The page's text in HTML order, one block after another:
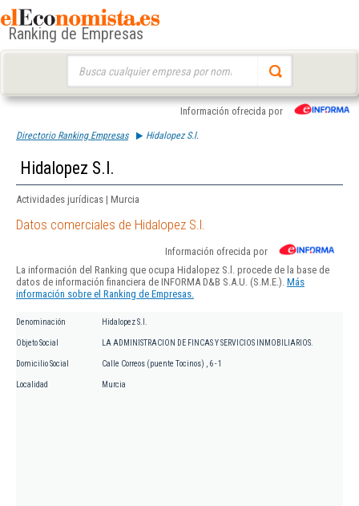
Ranking de Empresas
Información ofrecida por
Directorio Ranking Empresas Hidalopez S.l.
Hidalopez S.l.
Actividades jurídicas | Murcia
Datos comerciales de Hidalopez S.l.
Información ofrecida por
La información del Ranking que ocupa Hidalopez S.l. procede de la base de
datos de información financiera de INFORMA D&B S.A.U. (S.M.E.). Más
información sobre el Ranking de Empresas.
Denominación Hidalopez S.l.
Objeto Social LA ADMINISTRACION DE FINCAS Y SERVICIOS INMOBILIARIOS.
Domicilio Social Calle Correos (puente Tocinos) , 6 - 1
Localidad Murcia